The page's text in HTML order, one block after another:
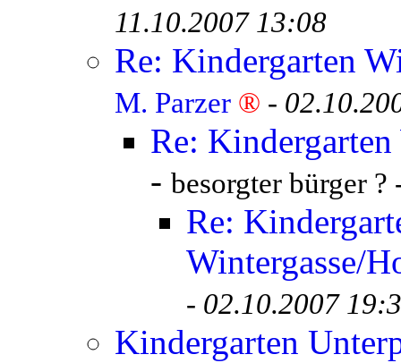
11.10.2007 13:08
Re: Kindergarten
M. Parzer ® -
Re:
- besorgter bürger
Re:
Wintergasse/
- 02.10.2007
Kindergarten